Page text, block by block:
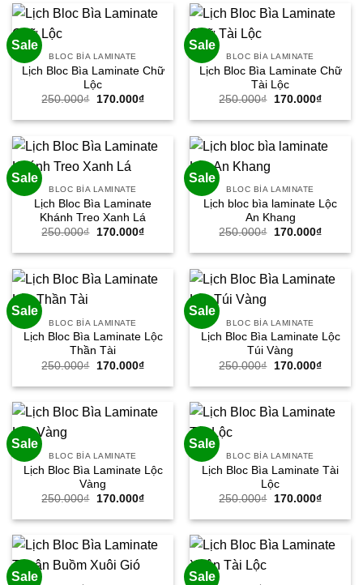
170.000₫.
Sale
BLOC BÌA LAMINATE
Lịch Bloc Bìa Laminate Chữ
Lộc
250.000₫
Giá
là:
170.000₫Giá
tại
170.000₫.
Sale
BLOC BÌA LAMINATE
Lịch Bloc Bìa Laminate Chữ
Tài Lộc
250.000₫
Giá
là:
170.000₫Giá
tại
Sale
BLOC BÌA LAMINATE
Lịch Bloc Bìa Laminate
Khánh Treo Xanh Lá
250.000₫
Giá
là:
170.000₫Giá
tại
170.000₫.
Sale
BLOC BÌA LAMINATE
Lịch bloc bìa laminate Lộc
An Khang
250.000₫
Giá
là:
170.000₫Giá
tại
Sale
BLOC BÌA LAMINATE
Lịch Bloc Bìa Laminate Lộc
Thần Tài
250.000₫
Giá
là:
170.000₫Giá
tại
170.000₫.
Sale
BLOC BÌA LAMINATE
Lịch Bloc Bìa Laminate Lộc
Túi Vàng
250.000₫
Giá
là:
170.000₫Giá
tại
Sale
BLOC BÌA LAMINATE
Lịch Bloc Bìa Laminate Lộc
Vàng
250.000₫
Giá
là:
170.000₫Giá
tại
170.000₫.
Sale
BLOC BÌA LAMINATE
Lịch Bloc Bìa Laminate Tài
Lộc
250.000₫
Giá
là:
170.000₫Giá
tại
Sale Sale